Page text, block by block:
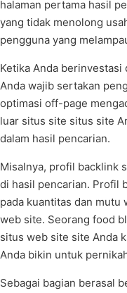
halaman pertama hasil
yang tidak menolong
pengguna yang
Ketika Anda berinvestasi
Anda wajib sertakan
optimasi off-page
luar situs site situs site
dalam hasil pencarian.
Misalnya, profil backlink
di hasil pencarian. Profil
pada kuantitas dan
web site. Seorang food
situs web site site Anda
Anda bikin untuk
Sebagai bagian berasal